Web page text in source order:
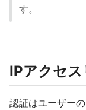
す。
IPアクセス
認証はユーザー